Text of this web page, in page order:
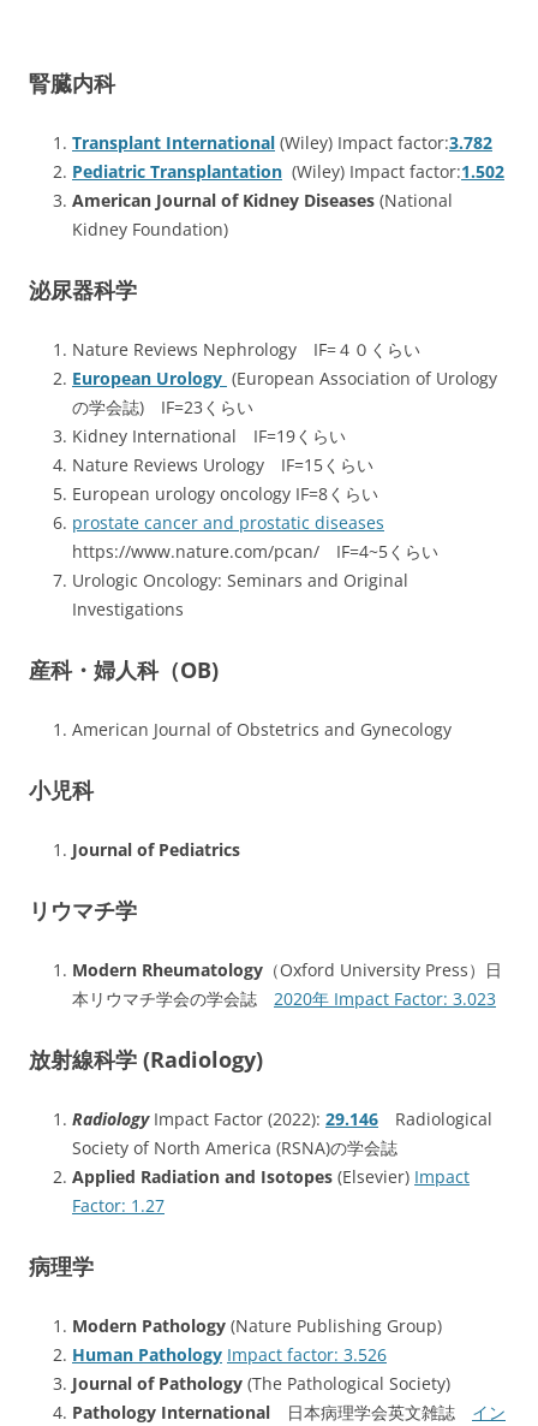
腎臓内科
Transplant International (Wiley) Impact factor:3.782
Pediatric Transplantation (Wiley) Impact factor:1.502
American Journal of Kidney Diseases (National
Kidney Foundation)
泌尿器科学
Nature Reviews Nephrology IF=４０くらい
European Urology (European Association of Urology
の学会誌) IF=23くらい
Kidney International IF=19くらい
Nature Reviews Urology IF=15くらい
European urology oncology IF=8くらい
prostate cancer and prostatic diseases
https://www.nature.com/pcan/ IF=4~5くらい
Urologic Oncology: Seminars and Original
Investigations
産科・婦人科（OB)
American Journal of Obstetrics and Gynecology
小児科
Journal of Pediatrics
リウマチ学
Modern Rheumatology （Oxford University Press）日
本リウマチ学会の学会誌 2020年 Impact Factor: 3.023
放射線科学 (Radiology)
RadiologyImpact Factor (2022): 29.146
Radiological
Society of North America (RSNA)の学会誌
Applied Radiation and Isotopes (Elsevier) Impact
Factor: 1.27
病理学
Modern Pathology (Nature Publishing Group)
Human Pathology Impact factor: 3.526
Journal of Pathology (The Pathological Society)
Pathology International 日本病理学会英文雑誌 イン